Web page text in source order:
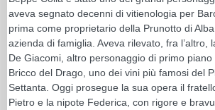
aveva segnato decenni di vitienologia per
prima come proprietario della Prunotto di
azienda di famiglia. Aveva rilevato, fra l’altro,
De Giacomi, altro personaggio di primo
Bricco del Drago, uno dei vini più famosi del
Settanta. Oggi prosegue la sua opera il
Pietro e la nipote Federica, con rigore e